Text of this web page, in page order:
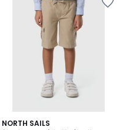
NORTH SAILS
3